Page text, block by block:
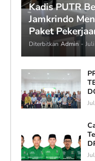
Kadis PUTR
Jamkrindo
Paket
Diterbitkan Admin -